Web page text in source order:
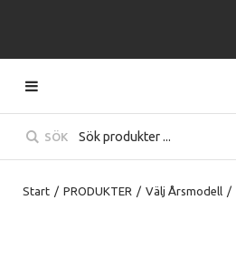
SÖK
Start / PRODUKTER / Välj Årsmodell /